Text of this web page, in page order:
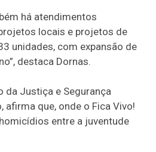
há atendimentos
locais e projetos de
unidades, com expansão de
destaca Dornas.
da Justiça e Segurança
afirma que, onde o Fica Vivo!
entre a juventude